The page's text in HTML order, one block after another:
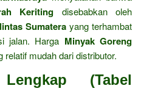
Keriting disebabkan oleh
Sumaterayang terhambat
jalan. Harga Minyak Goreng
mudah dari distributor.
(Tabel